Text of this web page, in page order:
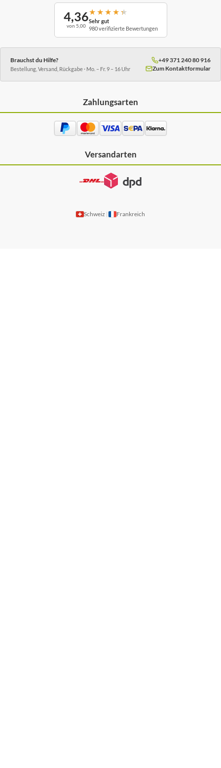
4,36
von 5,00
★ ★ ★ ★ ★
Sehr gut
980 verifizierte Bewertungen
Brauchst du Hilfe?
Bestellung, Versand, Rückgabe · Mo. – Fr. 9 – 16 Uhr
+49 371 240 80 916
Zum Kontaktformular
Zahlungsarten
Versandarten
Schweiz Frankreich